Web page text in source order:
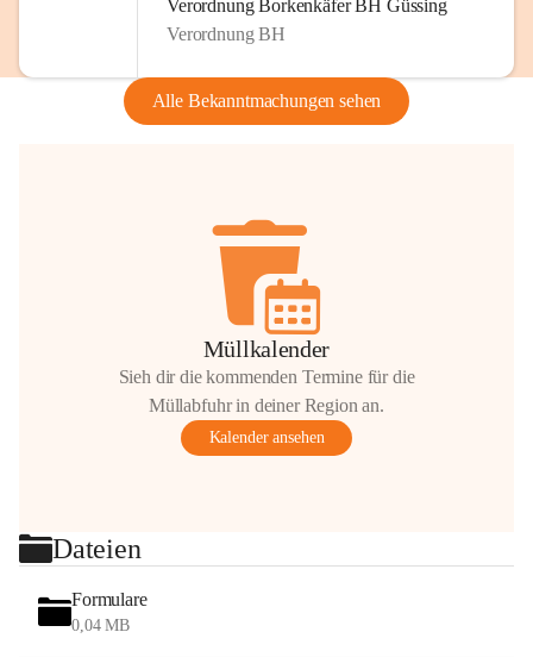
Verordnung Borkenkäfer BH Güssing
Verordnung BH
Alle Bekanntmachungen sehen
Müllkalender
Sieh dir die kommenden Termine für die
Müllabfuhr in deiner Region an.
Kalender ansehen
Dateien
Formulare
0,04 MB